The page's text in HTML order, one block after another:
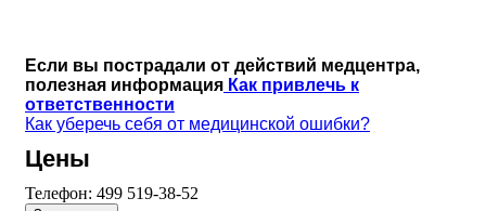
Если вы пострадали от действий медцентра,
полезная информация Как привлечь к
ответственности
Как уберечь себя от медицинской ошибки?
Цены
Телефон: 499 519-38-52